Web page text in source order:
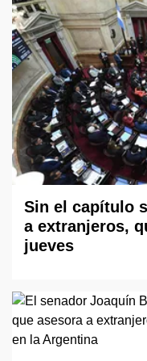
Sin el capítulo
a extranjeros,
jueves